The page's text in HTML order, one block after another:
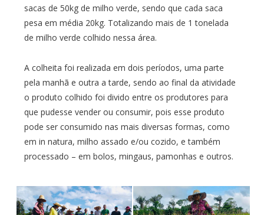
sacas de 50kg de milho verde, sendo que cada saca
pesa em média 20kg. Totalizando mais de 1 tonelada
de milho verde colhido nessa área.
A colheita foi realizada em dois períodos, uma parte
pela manhã e outra a tarde, sendo ao final da atividade
o produto colhido foi divido entre os produtores para
que pudesse vender ou consumir, pois esse produto
pode ser consumido nas mais diversas formas, como
em in natura, milho assado e/ou cozido, e também
processado – em bolos, mingaus, pamonhas e outros.